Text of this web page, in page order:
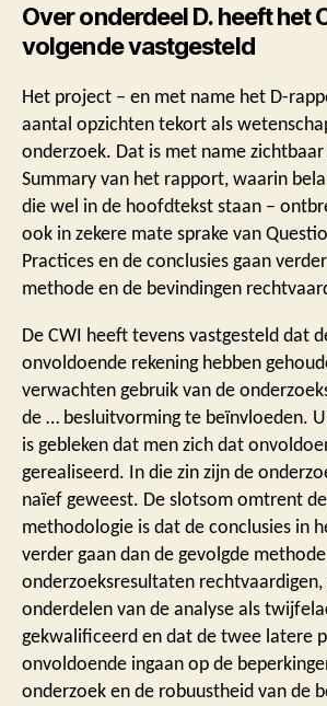
Over onderdeel D. heeft het
volgende vastgesteld
Het project – en met name het D-
aantal opzichten tekort als
onderzoek. Dat is met name
Summary van het rapport, waarin
die wel in de hoofdtekst staan –
ook in zekere mate sprake van
Practices en de conclusies gaan
methode en de bevindingen
De CWI heeft tevens vastgesteld dat
onvoldoende rekening hebben
verwachten gebruik van de
de … besluitvorming te beïnvloeden.
is gebleken dat men zich dat
gerealiseerd. In die zin zijn de
naïef geweest. De slotsom omtrent
methodologie is dat de conclusies in
verder gaan dan de gevolgde
onderzoeksresultaten
onderdelen van de analyse als
gekwalificeerd en dat de twee latere
onvoldoende ingaan op de
onderzoek en de robuustheid van de